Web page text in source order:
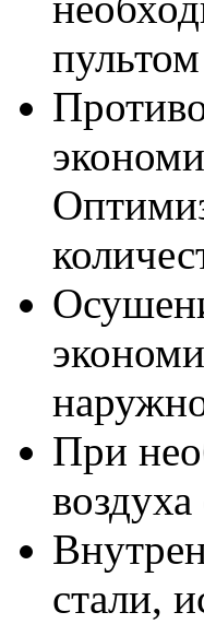
При
стали,